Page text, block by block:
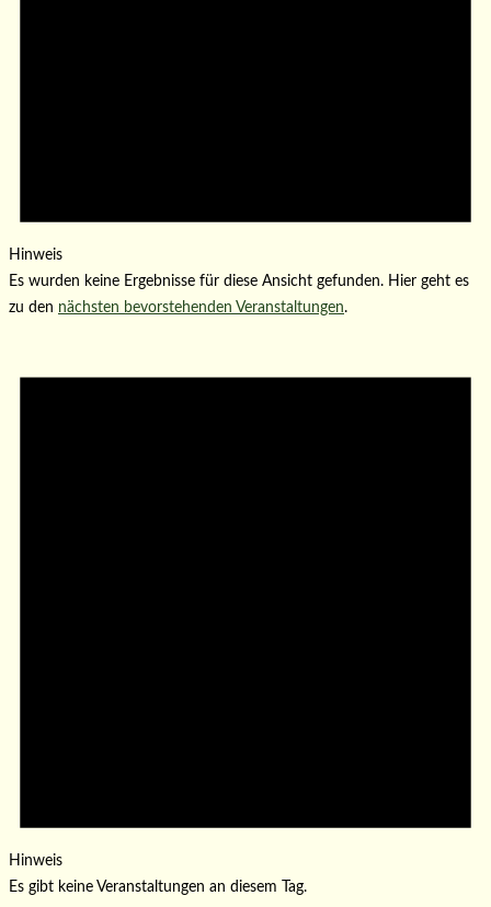
Hinweis
Es wurden keine Ergebnisse für diese Ansicht gefunden. Hier geht es
zu den nächsten bevorstehenden Veranstaltungen.
Hinweis
Es gibt keine Veranstaltungen an diesem Tag.